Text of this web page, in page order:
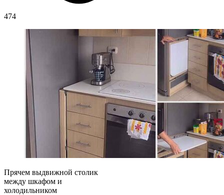
474
Прячем выдвижной столик
между шкафом и
холодильником